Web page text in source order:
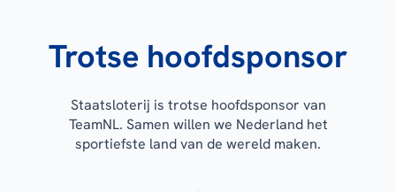
Trotse hoofdsponsor
Staatsloterij is trotse hoofdsponsor van
TeamNL. Samen willen we Nederland het
sportiefste land van de wereld maken.